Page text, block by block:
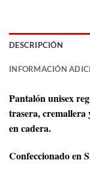
DESCRIPCIÓN
INFORMACIÓN
Pantalón unisex
trasera, cremallera
en cadera.
Confeccionado en